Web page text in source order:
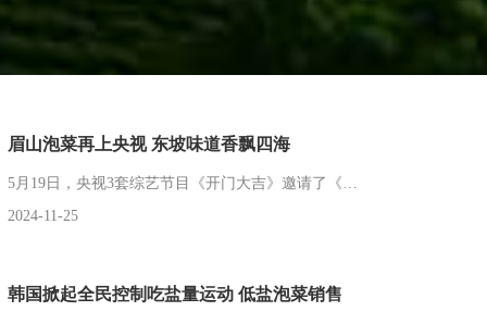
眉山泡菜再上央视 东坡味道香飘四海
5月19日，央视3套综艺节目《开门大吉》邀请了《舌尖上的中国2》之《家常》中的“...
2024-11-25
韩国掀起全民控制吃盐量运动 低盐泡菜销售